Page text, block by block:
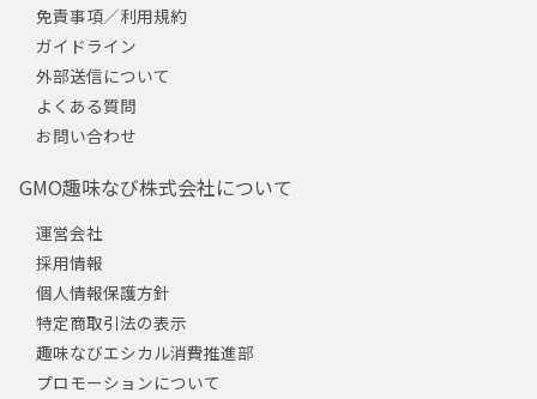
免責事項／利用規約
ガイドライン
外部送信について
よくある質問
お問い合わせ
GMO趣味なび株式会社について
運営会社
採用情報
個人情報保護方針
特定商取引法の表示
趣味なびエシカル消費推進部
プロモーションについて